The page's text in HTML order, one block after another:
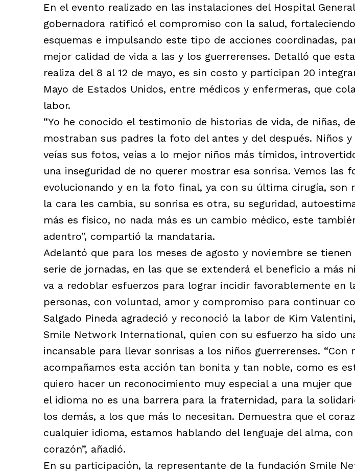
En el evento realizado en las instalaciones del Hospital
gobernadora ratificó el compromiso con la salud,
esquemas e impulsando este tipo de acciones coordinadas,
mejor calidad de vida a las y los guerrerenses. Detalló que
realiza del 8 al 12 de mayo, es sin costo y participan 20
Mayo de Estados Unidos, entre médicos y enfermeras, que
labor.
“Yo he conocido el testimonio de historias de vida, de niñas,
mostraban sus padres la foto del antes y del después. Niños y
veías sus fotos, veías a lo mejor niños más tímidos,
una inseguridad de no querer mostrar esa sonrisa. Vemos las
evolucionando y en la foto final, ya con su última cirugía, son
la cara les cambia, su sonrisa es otra, su seguridad,
más es físico, no nada más es un cambio médico, este
adentro”, compartió la mandataria.
Adelantó que para los meses de agosto y noviembre se
serie de jornadas, en las que se extenderá el beneficio a más
va a redoblar esfuerzos para lograr incidir favorablemente en
personas, con voluntad, amor y compromiso para continuar
Salgado Pineda agradeció y reconoció la labor de Kim
Smile Network International, quien con su esfuerzo ha sido
incansable para llevar sonrisas a los niños guerrerenses. “Con
acompañamos esta acción tan bonita y tan noble, como es
quiero hacer un reconocimiento muy especial a una mujer
el idioma no es una barrera para la fraternidad, para la
los demás, a los que más lo necesitan. Demuestra que el
cualquier idioma, estamos hablando del lenguaje del alma,
corazón”, añadió.
En su participación, la representante de la fundación Smile